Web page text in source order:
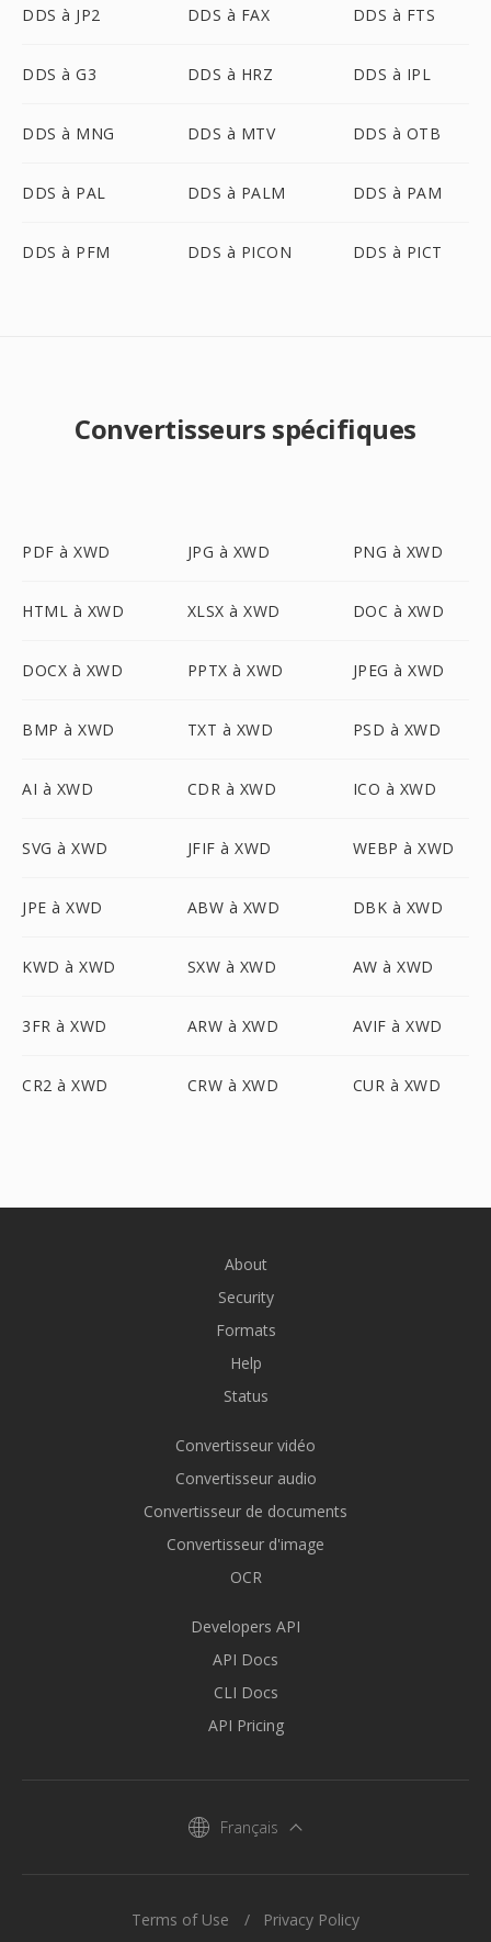
DDS à JP2 DDS à FAX DDS à FTS
DDS à G3 DDS à HRZ DDS à IPL
DDS à MNG DDS à MTV DDS à OTB
DDS à PAL DDS à PALM DDS à PAM
DDS à PFM DDS à PICON DDS à PICT
Convertisseurs spécifiques
PDF à XWD JPG à XWD PNG à XWD
HTML à XWD XLSX à XWD DOC à XWD
DOCX à XWD PPTX à XWD JPEG à XWD
BMP à XWD TXT à XWD PSD à XWD
AI à XWD CDR à XWD ICO à XWD
SVG à XWD JFIF à XWD WEBP à XWD
JPE à XWD ABW à XWD DBK à XWD
KWD à XWD SXW à XWD AW à XWD
3FR à XWD ARW à XWD AVIF à XWD
CR2 à XWD CRW à XWD CUR à XWD
About
Security
Formats
Help
Status
Convertisseur vidéo
Convertisseur audio
Convertisseur de documents
Convertisseur d'image
OCR
Developers API
API Docs
CLI Docs
API Pricing
Français
Terms of Use Privacy Policy